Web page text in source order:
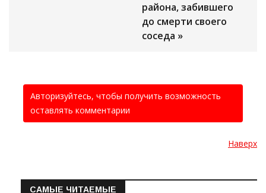
района, забившего
до смерти своего
соседа »
Авторизуйтесь, чтобы получить возможность
оставлять комментарии
Наверх
САМЫЕ ЧИТАЕМЫЕ